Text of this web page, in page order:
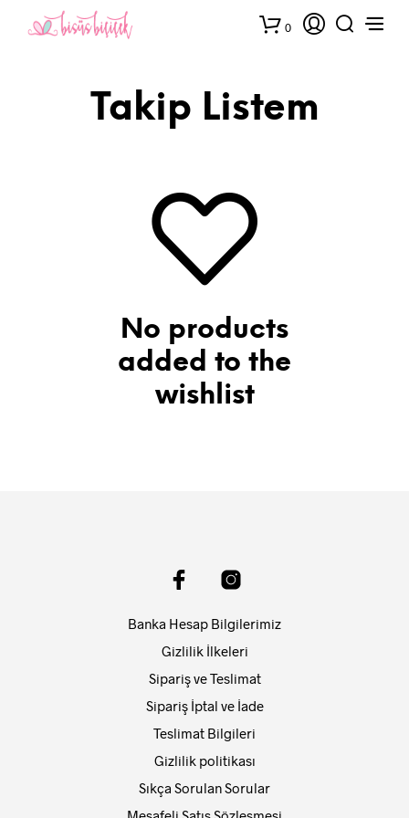
0
Takip Listem
No products
added to the
wishlist
Banka Hesap Bilgilerimiz
Gizlilik İlkeleri
Sipariş ve Teslimat
Sipariş İptal ve İade
Teslimat Bilgileri
Gizlilik politikası
Sıkça Sorulan Sorular